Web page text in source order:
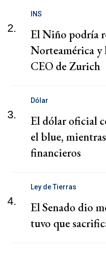
2.
INS
El Niño podría
Norteamérica y
CEO de Zurich
3.
Dólar
El dólar oficial
el blue,
financieros
4.
Ley de Tierras
El Senado dio
tuvo que